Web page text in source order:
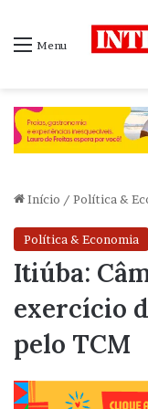
Menu
Início / Política &
Política & Economia
Itiúba:
exercício
pelo TCM